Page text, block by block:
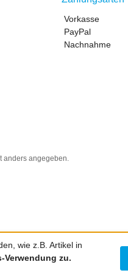
Vorkasse
PayPal
Nachnahme
anders angegeben.
wie z.B. Artikel in
Verwendung zu.